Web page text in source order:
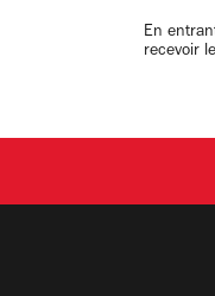
email
En
recevoir